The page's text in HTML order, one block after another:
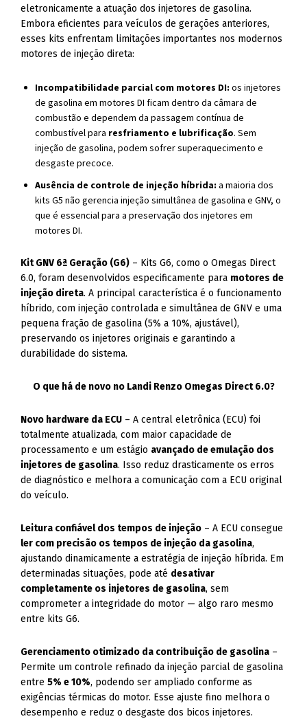
eletronicamente a atuação dos injetores de gasolina.
Embora eficientes para veículos de gerações anteriores,
esses kits enfrentam limitações importantes nos modernos
motores de injeção direta:
Incompatibilidade parcial com motores DI: os injetores
de gasolina em motores DI ficam dentro da câmara de
combustão e dependem da passagem contínua de
combustível para resfriamento e lubrificação. Sem
injeção de gasolina, podem sofrer superaquecimento e
desgaste precoce.
Ausência de controle de injeção híbrida: a maioria dos
kits G5 não gerencia injeção simultânea de gasolina e GNV, o
que é essencial para a preservação dos injetores em
motores DI.
Kit GNV 6ª Geração (G6) – Kits G6, como o Omegas Direct
6.0, foram desenvolvidos especificamente para motores de
injeção direta. A principal característica é o funcionamento
híbrido, com injeção controlada e simultânea de GNV e uma
pequena fração de gasolina (5% a 10%, ajustável),
preservando os injetores originais e garantindo a
durabilidade do sistema.
O que há de novo no Landi Renzo Omegas Direct 6.0?
Novo hardware da ECU – A central eletrônica (ECU) foi
totalmente atualizada, com maior capacidade de
processamento e um estágio avançado de emulação dos
injetores de gasolina. Isso reduz drasticamente os erros
de diagnóstico e melhora a comunicação com a ECU original
do veículo.
Leitura confiável dos tempos de injeção – A ECU consegue
ler com precisão os tempos de injeção da gasolina,
ajustando dinamicamente a estratégia de injeção híbrida. Em
determinadas situações, pode até desativar
completamente os injetores de gasolina, sem
comprometer a integridade do motor — algo raro mesmo
entre kits G6.
Gerenciamento otimizado da contribuição de gasolina –
Permite um controle refinado da injeção parcial de gasolina
entre5% e 10%, podendo ser ampliado conforme as
exigências térmicas do motor. Esse ajuste fino melhora o
desempenho e reduz o desgaste dos bicos injetores.